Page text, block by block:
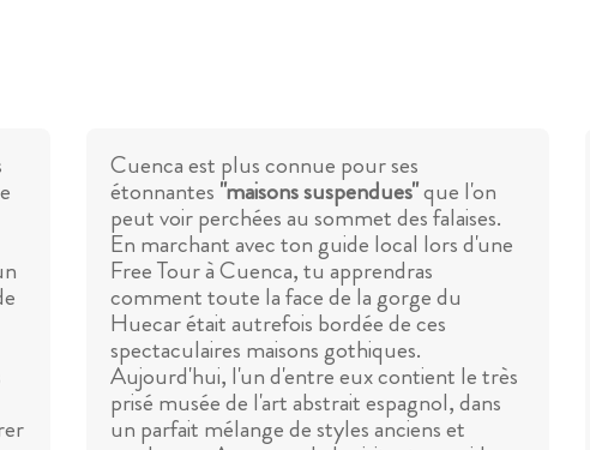
Cuenca est plus connue pour ses
étonnantes "maisons suspendues"que l'on
peut voir perchées au sommet des falaises.
En marchant avec ton guide local lors d'une
Free Tour à Cuenca, tu apprendras
comment toute la face de la gorge du
Huecar était autrefois bordée de ces
spectaculaires maisons gothiques.
Aujourd'hui, l'un d'entre eux contient le très
prisé musée de l'art abstrait espagnol, dans
un parfait mélange de styles anciens et